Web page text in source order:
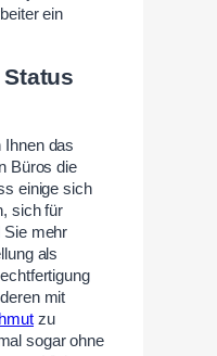
ein
Ihnen das
Büros die
einige sich
sich für
Sie mehr
als
mit
zu
sogar ohne